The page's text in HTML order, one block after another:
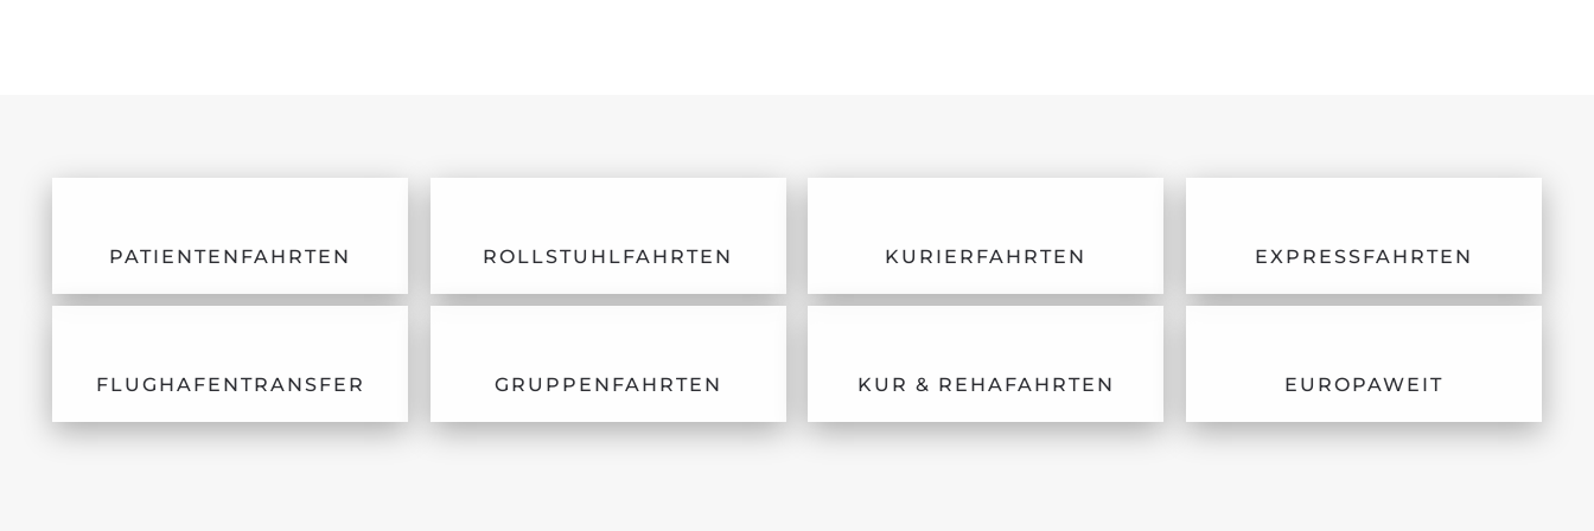
PATIENTENFAHRTEN ROLLSTUHLFAHRTEN KURIERFAHRTEN EXPRESSFAHRTEN
FLUGHAFENTRANSFER GRUPPENFAHRTEN KUR & REHAFAHRTEN EUROPAWEIT